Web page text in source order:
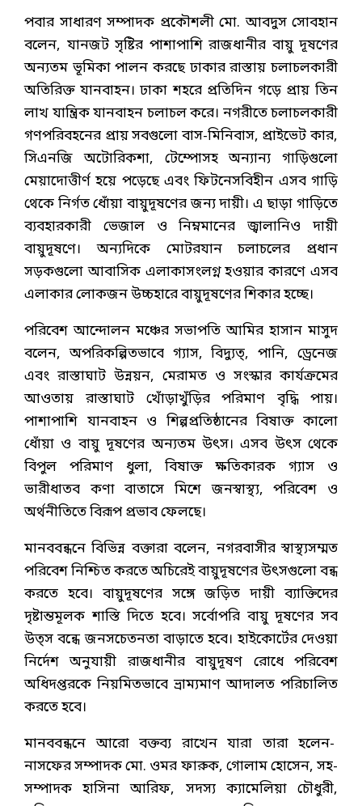
পবার সাধারণ সম্পাদক প্রকৌশলী মো. আবদুস সোবহান
বলেন, যানজট সৃষ্টির পাশাপাশি রাজধানীর বায়ু দূষণের
অন্যতম ভূমিকা পালন করছে ঢাকার রাস্তায় চলাচলকারী
অতিরিক্ত যানবাহন। ঢাকা শহরে প্রতিদিন গড়ে প্রায় তিন
লাখ যান্ত্রিক যানবাহন চলাচল করে। নগরীতে চলাচলকারী
গণপরিবহনের প্রায় সবগুলো বাস-মিনিবাস, প্রাইভেট কার,
সিএনজি অটোরিকশা, টেম্পোসহ অন্যান্য গাড়িগুলো
মেয়াদোত্তীর্ণ হয়ে পড়েছে এবং ফিটনেসবিহীন এসব গাড়ি
থেকে নির্গত ধোঁয়া বায়ুদূষণের জন্য দায়ী। এ ছাড়া গাড়িতে
ব্যবহারকারী ভেজাল ও নিম্নমানের জ্বালানিও দায়ী
বায়ুদূষণে। অন্যদিকে মোটরযান চলাচলের প্রধান
সড়কগুলো আবাসিক এলাকাসংলগ্ন হওয়ার কারণে এসব
এলাকার লোকজন উচ্চহারে বায়ুদূষণের শিকার হচ্ছে।
পরিবেশ আন্দোলন মঞ্চের সভাপতি আমির হাসান মাসুদ
বলেন, অপরিকল্পিতভাবে গ্যাস, বিদ্যুত্, পানি, ড্রেনেজ
এবং রাস্তাঘাট উন্নয়ন, মেরামত ও সংস্কার কার্যক্রমের
আওতায় রাস্তাঘাট খোঁড়াখুঁড়ির পরিমাণ বৃদ্ধি পায়।
পাশাপাশি যানবাহন ও শিল্পপ্রতিষ্ঠানের বিষাক্ত কালো
ধোঁয়া ও বায়ু দূষণের অন্যতম উৎস। এসব উৎস থেকে
বিপুল পরিমাণ ধুলা, বিষাক্ত ক্ষতিকারক গ্যাস ও
ভারীধাতব কণা বাতাসে মিশে জনস্বাস্থ্য, পরিবেশ ও
অর্থনীতিতে বিরূপ প্রভাব ফেলছে।
মানববন্ধনে বিভিন্ন বক্তারা বলেন, নগরবাসীর স্বাস্থ্যসম্মত
পরিবেশ নিশ্চিত করতে অচিরেই বায়ুদূষণের উৎসগুলো বন্ধ
করতে হবে। বায়ুদূষণের সঙ্গে জড়িত দায়ী ব্যাক্তিদের
দৃষ্টান্তমূলক শাস্তি দিতে হবে। সর্বোপরি বায়ু দূষণের সব
উত্স বন্ধে জনসচেতনতা বাড়াতে হবে। হাইকোর্টের দেওয়া
নির্দেশ অনুযায়ী রাজধানীর বায়ুদূষণ রোধে পরিবেশ
অধিদপ্তরকে নিয়মিতভাবে ভ্রাম্যমাণ আদালত পরিচালিত
করতে হবে।
মানববন্ধনে আরো বক্তব্য রাখেন যারা তারা হলেন-
নাসফের সম্পাদক মো. ওমর ফারুক, গোলাম হোসেন, সহ-
সম্পাদক হাসিনা আরিফ, সদস্য ক্যামেলিয়া চৌধুরী,